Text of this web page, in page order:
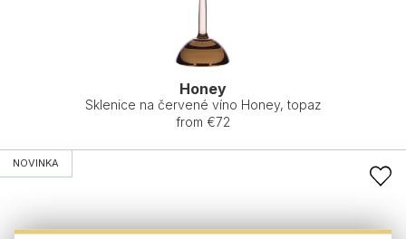
Honey
Sklenice na červené víno Honey, topaz
from €72
NOVINKA